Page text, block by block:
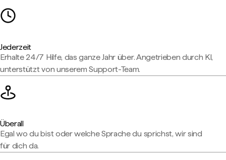
Jederzeit
Erhalte 24/7 Hilfe, das ganze Jahr über. Angetrieben durch KI,
unterstützt von unserem Support-Team.
Überall
Egal wo du bist oder welche Sprache du sprichst, wir sind
für dich da.